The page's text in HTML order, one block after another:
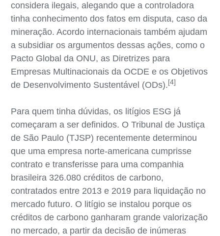
considera ilegais, alegando que a controladora
tinha conhecimento dos fatos em disputa, caso da
mineração. Acordo internacionais também ajudam
a subsidiar os argumentos dessas ações, como o
Pacto Global da ONU, as Diretrizes para
Empresas Multinacionais da OCDE e os Objetivos
de Desenvolvimento Sustentável (ODs). [4]
Para quem tinha dúvidas, os litígios ESG já
começaram a ser definidos. O Tribunal de Justiça
de São Paulo (TJSP) recentemente determinou
que uma empresa norte-americana cumprisse
contrato e transferisse para uma companhia
brasileira 326.080 créditos de carbono,
contratados entre 2013 e 2019 para liquidação no
mercado futuro. O litígio se instalou porque os
créditos de carbono ganharam grande valorização
no mercado, a partir da decisão de inúmeras